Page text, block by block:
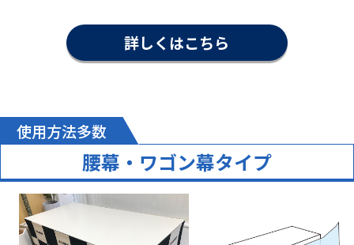
詳しくはこちら
使用方法多数
腰幕・ワゴン幕タイプ